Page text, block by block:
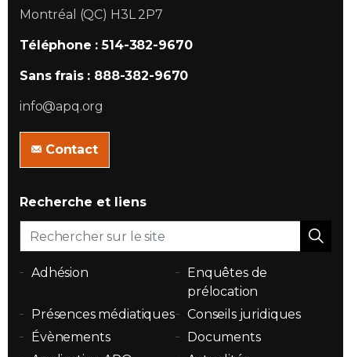
Montréal (QC) H3L 2P7
Téléphone : 514-382-9670
Sans frais : 888-382-9670
info@apq.org
Contact
Recherche et liens
Adhésion
Enquêtes de
prélocation
Présences médiatiques
Conseils juridiques
Évènements
Documents